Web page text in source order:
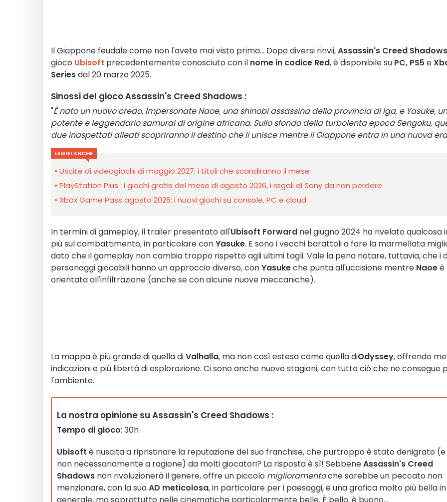
Il Giappone feudale come non l'avete mai visto prima... Dopo diversi rinvii,Assassin's Creed Shadows
gioco Ubisoft precedentemente conosciuto con il nome in codice Red, è disponibile su PC, PS5 e
Seriesdal 20 marzo 2025.
Sinossi del gioco Assassin's Creed Shadows :
"È nato un nuovo credo. Impersonate Naoe, una shinobi assassina della provincia di Iga, e Yasuke, un
potente e leggendario samurai di origine africana. Sullo sfondo della turbolenta epoca Sengoku,
due inaspettati alleati scopriranno il destino che li unisce mentre il Giappone entra in una nuova era
LEGGI ANCHE
Uscite di videogiochi di maggio 2027: i titoli che scandiranno il mese
PlayStation Plus : i giochi gratis del mese di agosto 2026, i regali di Sony da non perdere
Xbox Game Pass agosto 2026: i nuovi giochi su console, PC e cloud
In termini di gameplay, il trailer presentato all'Ubisoft Forward nel giugno 2024 ha rivelato qualcosa
più sul combattimento, in particolare conYasuke. E sono i vecchi barattoli a fare la marmellata
dato che il gameplay non cambia troppo rispetto agli ultimi tagli. Vale la pena notare, tuttavia, che i
personaggi giocabili hanno un approccio diverso, conYasukeche punta all'uccisione mentre Naoeè
orientata all'infiltrazione (anche se con alcune nuove meccaniche).
La mappa è più grande di quella diValhalla, ma non così estesa come quella diOdyssey, offrendo
indicazioni e più libertà di esplorazione. Ci sono anche nuove stagioni, con tutto ciò che ne consegue
l'ambiente.
La nostra opinione su Assassin's Creed Shadows :
Tempo di gioco: 30h
Ubisoft è riuscita a ripristinare la reputazione del suo franchise, che purtroppo è stato denigrato (e
non necessariamente a ragione) da molti giocatori? La risposta è sì! SebbeneAssassin's Creed
Shadows non rivoluzionerà il genere, offre un piccolo miglioramentoche sarebbe un peccato non
menzionare, con la suaAD meticolosa, in particolare per i paesaggi, e una grafica molto più bella in